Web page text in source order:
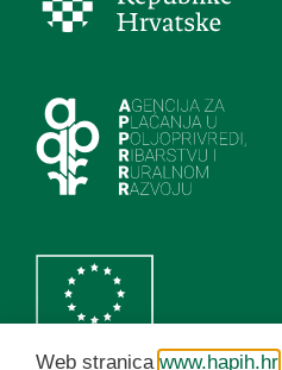
Web stranica www.hapih.hr